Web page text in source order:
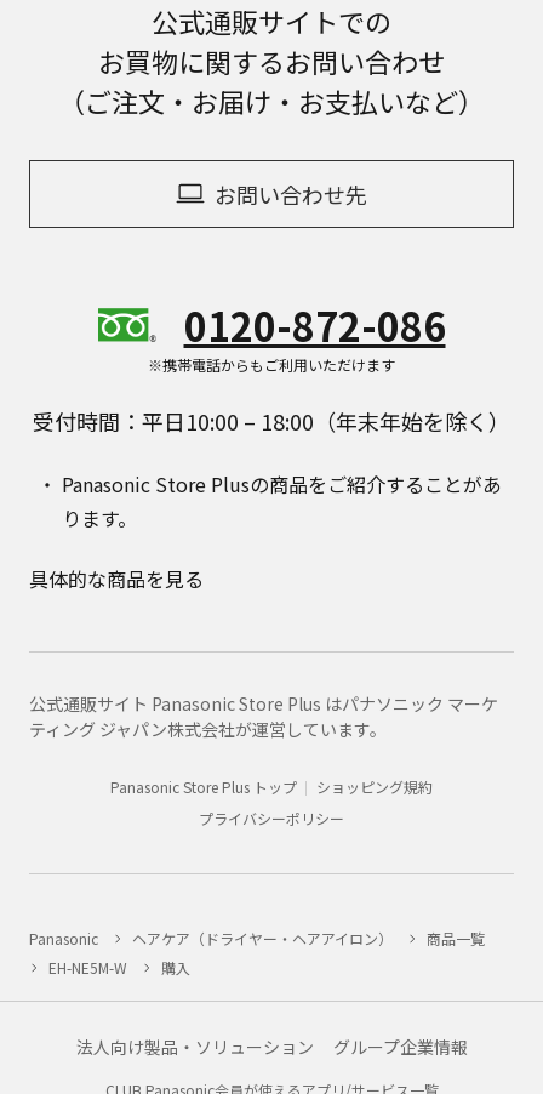
公式通販サイトでの
お買物に関するお問い合わせ
（ご注文・お届け・お支払いなど）
お問い合わせ先
0120-872-086
※携帯電話からもご利用いただけます
受付時間：平日10:00 – 18:00（年末年始を除く）
Panasonic Store Plusの商品をご紹介することがあ
ります。
具体的な商品を見る
公式通販サイト Panasonic Store Plus はパナソニック マーケ
ティング ジャパン株式会社が運営しています。
Panasonic Store Plus トップ
ショッピング規約
プライバシーポリシー
Panasonic ヘアケア（ドライヤー・ヘアアイロン）
商品一覧
EH-NE5M-W
購入
法人向け製品・ソリューション グループ企業情報
CLUB Panasonic会員が使えるアプリ/サービス一覧